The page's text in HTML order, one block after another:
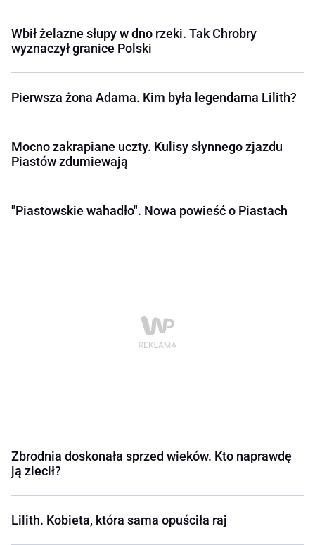
Wbił żelazne słupy w dno rzeki. Tak Chrobry
wyznaczył granice Polski
Pierwsza żona Adama. Kim była legendarna Lilith?
Mocno zakrapiane uczty. Kulisy słynnego zjazdu
Piastów zdumiewają
"Piastowskie wahadło". Nowa powieść o Piastach
Zbrodnia doskonała sprzed wieków. Kto naprawdę
ją zlecił?
Lilith. Kobieta, która sama opuściła raj